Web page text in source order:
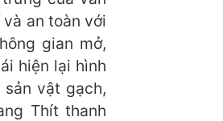
an toàn với
gian mở,
hiện lại hình
vật gạch,
Thít thanh